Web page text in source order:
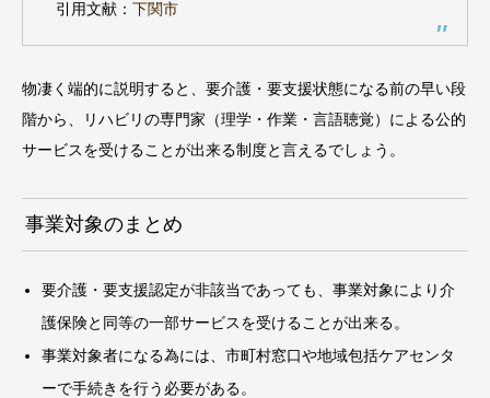
引用文献： 下関市
物凄く端的に説明すると、要介護・要支援状態になる前の早い段
階から、リハビリの専門家（理学・作業・言語聴覚）による公的
サービスを受けることが出来る制度と言えるでしょう。
事業対象のまとめ
要介護・要支援認定が非該当であっても、事業対象により介
護保険と同等の一部サービスを受けることが出来る。
事業対象者になる為には、市町村窓口や地域包括ケアセンタ
ーで手続きを行う必要がある。